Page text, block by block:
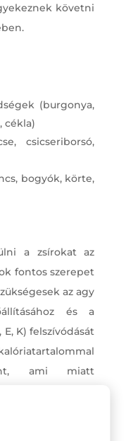
követni
(burgonya,
cékla)
csicseriborsó,
bogyók, körte,
a zsírokat az
fontos szerepet
az agy
és a
K) felszívódását
ami miatt
testsúly